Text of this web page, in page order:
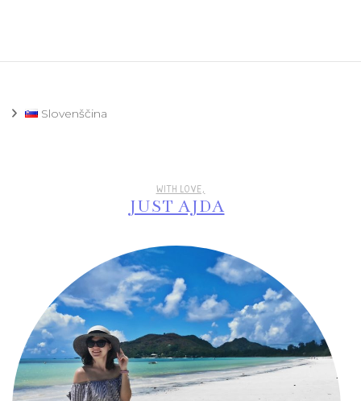
Slovenščina
WITH LOVE,
JUST AJDA